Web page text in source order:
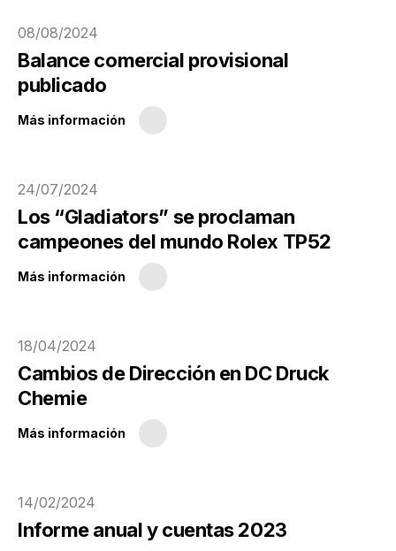
08/08/2024
Balance comercial provisional
publicado
Más información
24/07/2024
Los “Gladiators” se proclaman
campeones del mundo Rolex TP52
Más información
18/04/2024
Cambios de Dirección en DC Druck
Chemie
Más información
14/02/2024
Informe anual y cuentas 2023